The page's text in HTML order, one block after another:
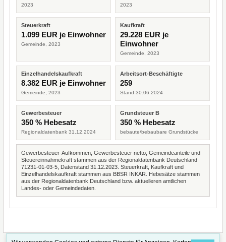
2023 2023
Steuerkraft
1.099 EUR je Einwohner
Gemeinde, 2023
Kaufkraft
29.228 EUR je
Einwohner
Gemeinde, 2023
Einzelhandelskaufkraft
8.382 EUR je Einwohner
Gemeinde, 2023
Arbeitsort-Beschäftigte
259
Stand 30.06.2024
Gewerbesteuer
350 % Hebesatz
Regionaldatenbank 31.12.2024
Grundsteuer B
350 % Hebesatz
bebaute/bebaubare Grundstücke
Gewerbesteuer-Aufkommen, Gewerbesteuer netto, Gemeindeanteile und
Steuereinnahmekraft stammen aus der Regionaldatenbank Deutschland
71231-01-03-5, Datenstand 31.12.2023. Steuerkraft, Kaufkraft und
Einzelhandelskaufkraft stammen aus BBSR INKAR. Hebesätze stammen
aus der Regionaldatenbank Deutschland bzw. aktuelleren amtlichen
Landes- oder Gemeindedaten.